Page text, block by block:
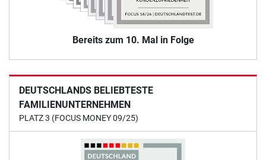
Bereits zum 10. Mal in Folge
DEUTSCHLANDS BELIEBTESTE
FAMILIENUNTERNEHMEN
PLATZ 3 (FOCUS MONEY 09/25)